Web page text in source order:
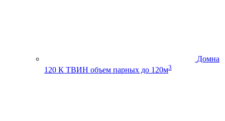
Домна
120 К ТВИН объем парных до 120м3